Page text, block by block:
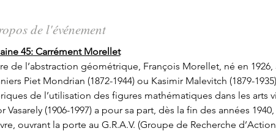
de l'événement
45: Carrément Morellet
de l’abstraction géométrique, François Morellet, né en
Piet Mondrian (1872-1944) ou Kasimir Malevitch (1879-
de l’utilisation des figures mathématiques dans les arts
Vasarely (1906-1997) a pour sa part, dès la fin des années
ouvrant la porte au G.R.A.V. (Groupe de Recherche